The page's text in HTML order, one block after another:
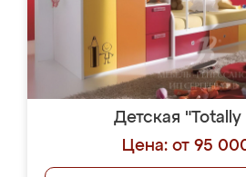
Детская "Totally
Цена: от 95